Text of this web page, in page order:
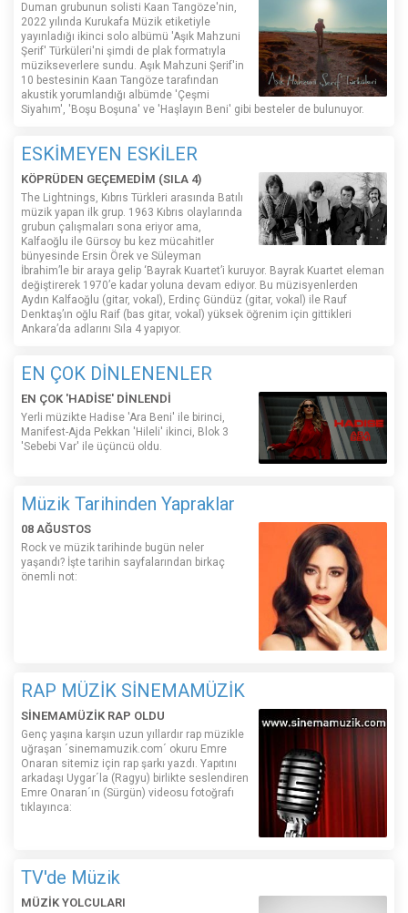
Duman grubunun solisti Kaan Tangöze'nin,
2022 yılında Kurukafa Müzik etiketiyle
yayınladığı ikinci solo albümü 'Aşık Mahzuni
Şerif' Türküleri'ni şimdi de plak formatıyla
müzikseverlere sundu. Aşık Mahzuni Şerif'in
10 bestesinin Kaan Tangöze tarafından
akustik yorumlandığı albümde 'Çeşmi
Siyahım', 'Boşu Boşuna' ve 'Haşlayın Beni' gibi besteler de bulunuyor.
ESKİMEYEN ESKİLER
KÖPRÜDEN GEÇEMEDİM (SILA 4)
The Lightnings, Kıbrıs Türkleri arasında Batılı
müzik yapan ilk grup. 1963 Kıbrıs olaylarında
grubun çalışmaları sona eriyor ama,
Kalfaoğlu ile Gürsoy bu kez mücahitler
bünyesinde Ersin Örek ve Süleyman
İbrahim’le bir araya gelip ‘Bayrak Kuartet’i kuruyor. Bayrak Kuartet eleman
değiştirerek 1970’e kadar yoluna devam ediyor. Bu müzisyenlerden
Aydın Kalfaoğlu (gitar, vokal), Erdinç Gündüz (gitar, vokal) ile Rauf
Denktaş’ın oğlu Raif (bas gitar, vokal) yüksek öğrenim için gittikleri
Ankara’da adlarını Sıla 4 yapıyor.
EN ÇOK DİNLENENLER
EN ÇOK 'HADİSE' DİNLENDİ
Yerli müzikte Hadise 'Ara Beni' ile birinci,
Manifest-Ajda Pekkan 'Hileli' ikinci, Blok 3
'Sebebi Var' ile üçüncü oldu.
Müzik Tarihinden Yapraklar
08 AĞUSTOS
Rock ve müzik tarihinde bugün neler
yaşandı? İşte tarihin sayfalarından birkaç
önemli not:
RAP MÜZİK SİNEMAMÜZİK
SİNEMAMÜZİK RAP OLDU
Genç yaşına karşın uzun yıllardır rap müzikle
uğraşan ´sinemamuzik.com´ okuru Emre
Onaran sitemiz için rap şarkı yazdı. Yapıtını
arkadaşı Uygar´la (Ragyu) birlikte seslendiren
Emre Onaran´ın (Sürgün) videosu fotoğrafı
tıklayınca:
TV'de Müzik
MÜZİK YOLCULARI